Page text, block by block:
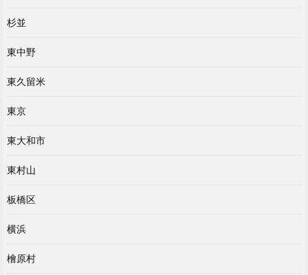
杉並
東中野
東久留米
東京
東大和市
東村山
板橋区
横浜
檜原村